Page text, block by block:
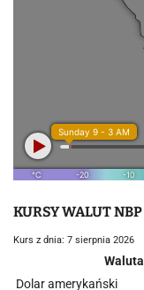
KURSY WALUT NBP
Kurs z dnia: 7 sierpnia 2026
Waluta
Dolar amerykański